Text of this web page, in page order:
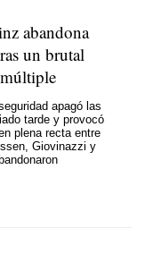
abandona
un brutal
apagó las
tarde y provocó
plena recta entre
Giovinazzi y